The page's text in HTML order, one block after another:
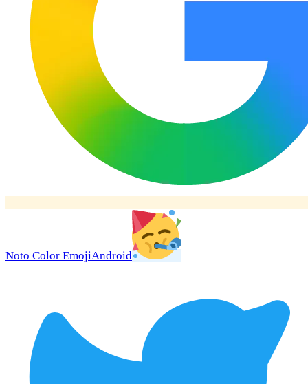
Noto Color EmojiAndroid